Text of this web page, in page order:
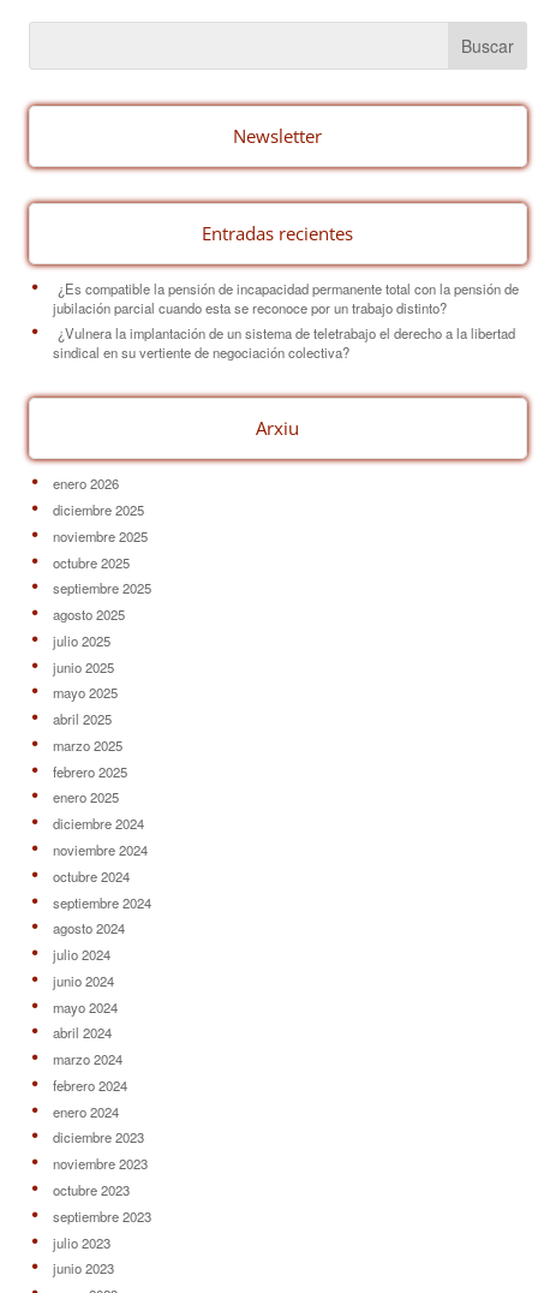
e
b
o
k
e
st
p
ar
tir
Newsletter
Entradas recientes
¿Es compatible la pensión de incapacidad permanente total con la pensión de
jubilación parcial cuando esta se reconoce por un trabajo distinto?
¿Vulnera la implantación de un sistema de teletrabajo el derecho a la libertad
sindical en su vertiente de negociación colectiva?
Arxiu
enero 2026
diciembre 2025
noviembre 2025
octubre 2025
septiembre 2025
agosto 2025
julio 2025
junio 2025
mayo 2025
abril 2025
marzo 2025
febrero 2025
enero 2025
diciembre 2024
noviembre 2024
octubre 2024
septiembre 2024
agosto 2024
julio 2024
junio 2024
mayo 2024
abril 2024
marzo 2024
febrero 2024
enero 2024
diciembre 2023
noviembre 2023
octubre 2023
septiembre 2023
julio 2023
junio 2023